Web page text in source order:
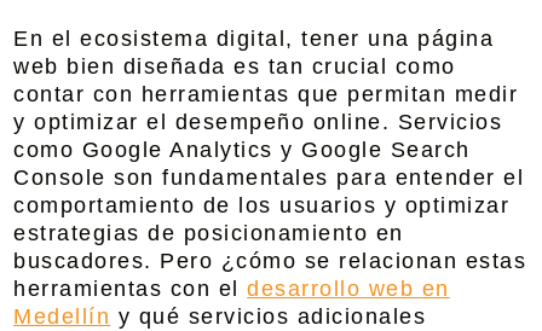
En el ecosistema digital, tener una página
web bien diseñada es tan crucial como
contar con herramientas que permitan medir
y optimizar el desempeño online. Servicios
como Google Analytics y Google Search
Console son fundamentales para entender el
comportamiento de los usuarios y optimizar
estrategias de posicionamiento en
buscadores. Pero ¿cómo se relacionan estas
herramientas con eldesarrollo web en
Medellín y qué servicios adicionales